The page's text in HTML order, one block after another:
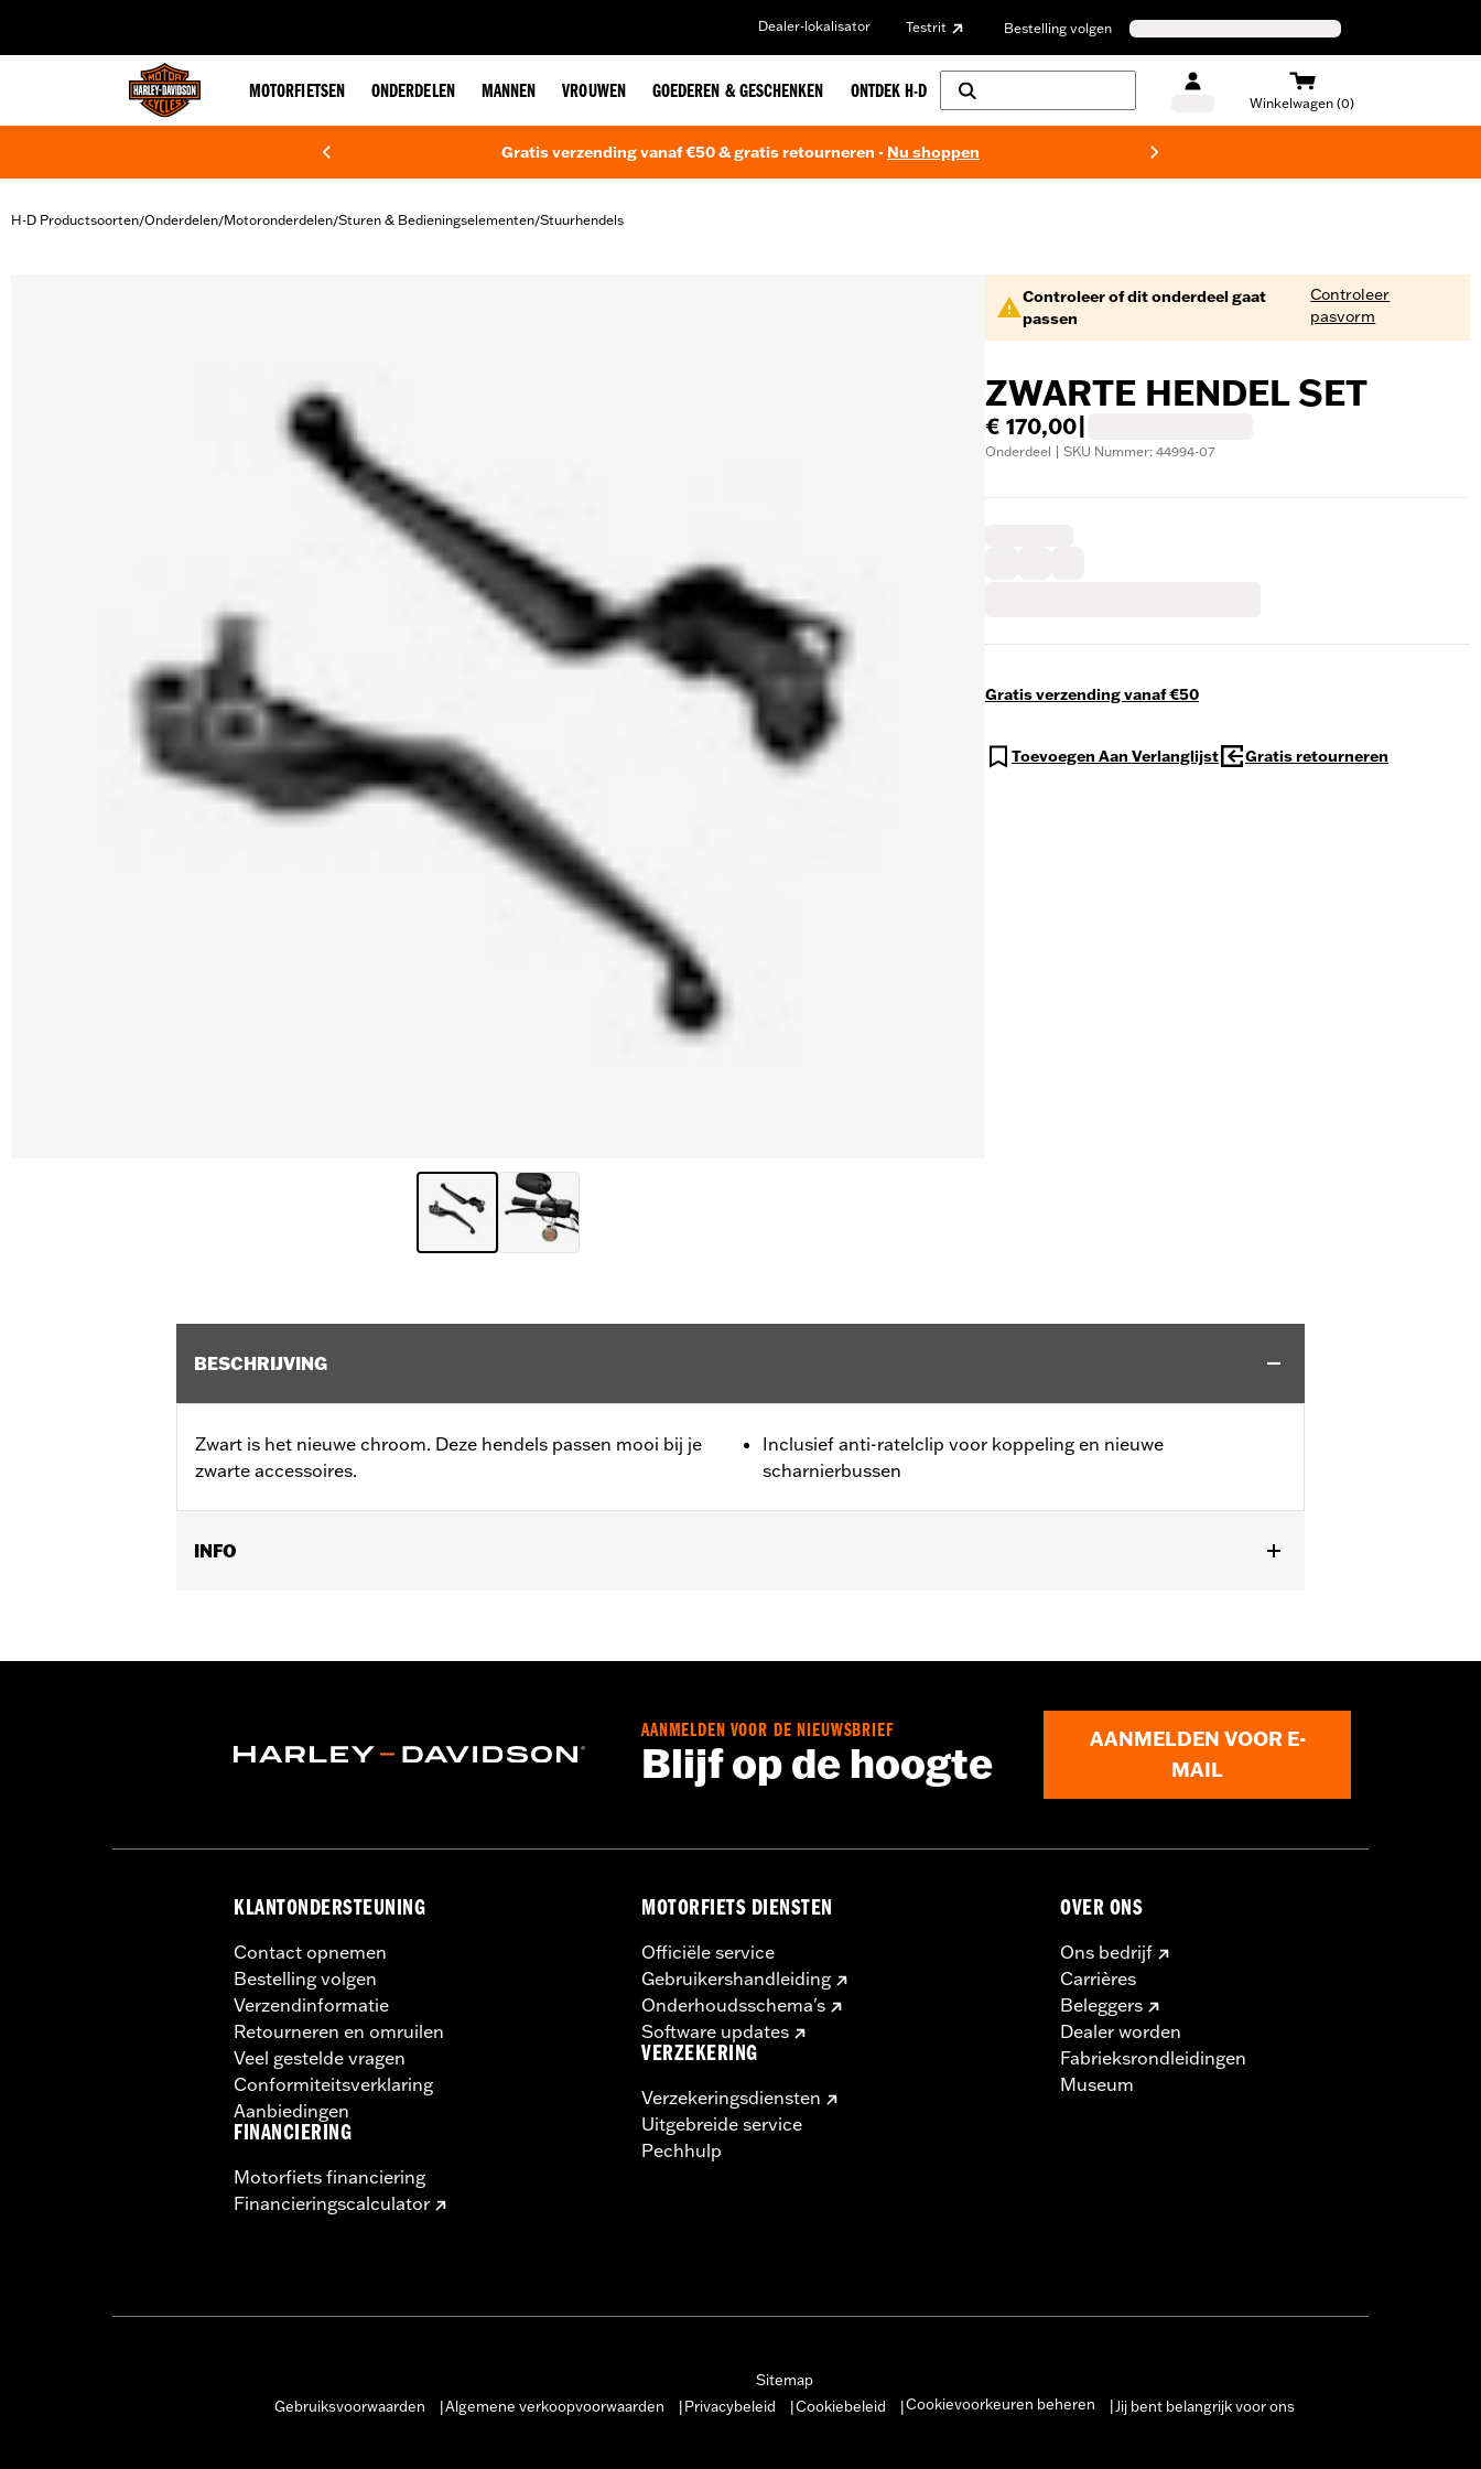
Dealer-lokalisator Testrit Bestelling volgen
MOTORFIETSEN ONDERDELEN MANNEN VROUWEN GOEDEREN & GESCHENKEN ONTDEK H-D
Winkelwagen (0)
Gratis verzending vanaf €50 & gratis retourneren - Nu shoppen
H-D Productsoorten/Onderdelen/Motoronderdelen/Sturen & Bedieningselementen/Stuurhendels
Controleer of dit onderdeel gaat
passen
Controleer
pasvorm
ZWARTE HENDEL SET
€ 170,00
Onderdeel | SKU Nummer: 44994-07
Gratis verzending vanaf €50
Toevoegen Aan Verlanglijst Gratis retourneren
BESCHRIJVING
Zwart is het nieuwe chroom. Deze hendels passen mooi bij je
zwarte accessoires.
Inclusief anti-ratelclip voor koppeling en nieuwe
scharnierbussen
INFO
Installatie-instructies
AANMELDEN VOOR DE NIEUWSBRIEF
Blijf op de hoogte
AANMELDEN VOOR E-
MAIL
KLANTONDERSTEUNING
Contact opnemen
Bestelling volgen
Verzendinformatie
Retourneren en omruilen
Veel gestelde vragen
Conformiteitsverklaring
Aanbiedingen
FINANCIERING
Motorfiets financiering
Financieringscalculator
MOTORFIETS DIENSTEN
Officiële service
Gebruikershandleiding
Onderhoudsschema's
Software updates
VERZEKERING
Verzekeringsdiensten
Uitgebreide service
Pechhulp
OVER ONS
Ons bedrijf
Carrières
Beleggers
Dealer worden
Fabrieksrondleidingen
Museum
Sitemap
Gebruiksvoorwaarden
Algemene verkoopvoorwaarden Privacybeleid Cookiebeleid Cookievoorkeuren beheren Jij bent belangrijk voor ons